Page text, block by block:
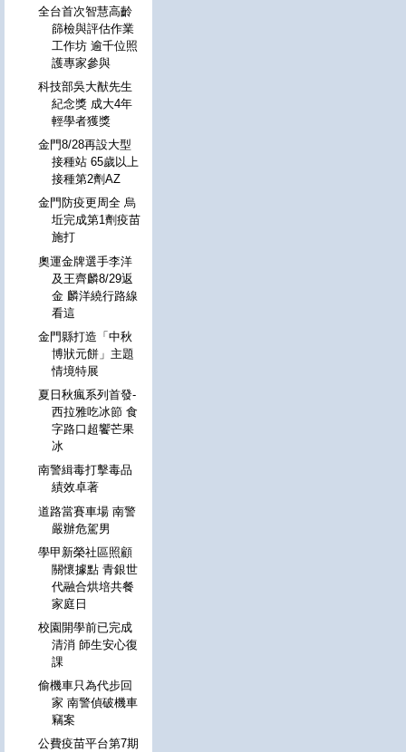
全台首次智慧高齡
篩檢與評估作業
工作坊 逾千位照
護專家參與
科技部吳大猷先生
紀念獎 成大4年
輕學者獲獎
金門8/28再設大型
接種站 65歲以上
接種第2劑AZ
金門防疫更周全 烏
坵完成第1劑疫苗
施打
奧運金牌選手李洋
及王齊麟8/29返
金 麟洋繞行路線
看這
金門縣打造「中秋
博狀元餅」主題
情境特展
夏日秋瘋系列首發-
西拉雅吃冰節 食
字路口超饗芒果
冰
南警緝毒打擊毒品
績效卓著
道路當賽車場 南警
嚴辦危駕男
學甲新榮社區照顧
關懷據點 青銀世
代融合烘培共餐
家庭日
校園開學前已完成
清消 師生安心復
課
偷機車只為代步回
家 南警偵破機車
竊案
公費疫苗平台第7期